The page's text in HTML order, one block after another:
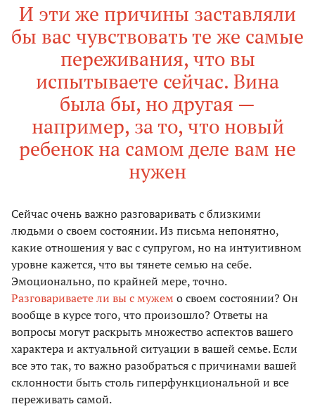
И эти же причины заставляли
бы вас чувствовать те же самые
переживания, что вы
испытываете сейчас. Вина
была бы, но другая —
например, за то, что новый
ребенок на самом деле вам не
нужен
Сейчас очень важно разговаривать с близкими
людьми о своем состоянии. Из письма непонятно,
какие отношения у вас с супругом, но на интуитивном
уровне кажется, что вы тянете семью на себе.
Эмоционально, по крайней мере, точно.
Разговариваете ли вы с мужем о своем состоянии? Он
вообще в курсе того, что произошло? Ответы на
вопросы могут раскрыть множество аспектов вашего
характера и актуальной ситуации в вашей семье. Если
все это так, то важно разобраться с причинами вашей
склонности быть столь гиперфункциональной и все
переживать самой.